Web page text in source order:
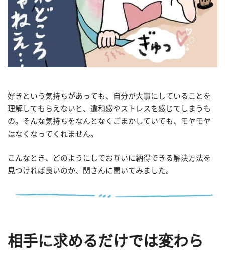
好きという気持ちがあっても、自分が大事にしていることを
理解してもらえないと、違和感やストレスを感じてしまうも
の。そんな気持ちをなんとなくごまかしていても、モヤモヤ
はなくなってくれません。
こんなとき、どのようにしてお互いに納得できる解決方法を
見つければ良いのか、関さんに聞いてみました。
相手に求めるだけでは変わら